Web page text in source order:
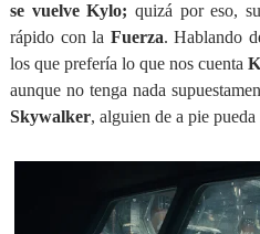
se vuelve Kylo; quizá por eso,
rápido con la Fuerza. Hablando
los que prefería lo que nos cuenta
aunque no tenga nada
Skywalker, alguien de a pie